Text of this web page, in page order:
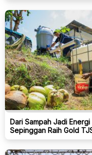
Dari Sampah Jadi Energi
Sepinggan Raih Gold